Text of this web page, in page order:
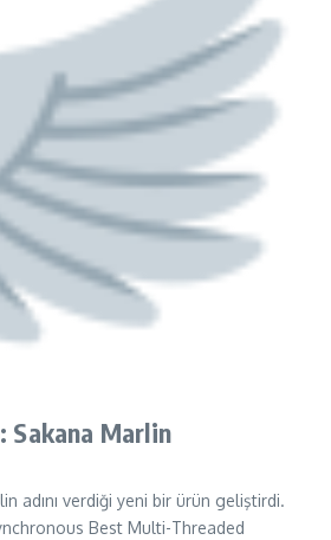
Sakana Marlin
adını verdiği yeni bir ürün geliştirdi.
Best Multi-Threaded